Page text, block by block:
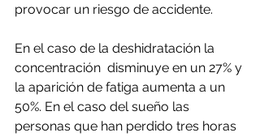
provocar un riesgo de accidente.
En el caso de la deshidratación la
concentración  disminuye en un 27% y
la aparición de fatiga aumenta a un
50%. En el caso del sueño las
personas que han perdido tres horas